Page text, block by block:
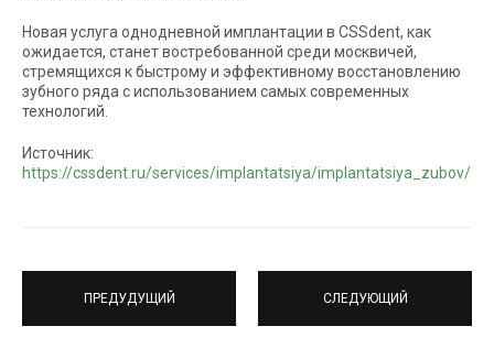
Новая услуга однодневной имплантации в CSSdent, как
ожидается, станет востребованной среди москвичей,
стремящихся к быстрому и эффективному восстановлению
зубного ряда с использованием самых современных
технологий.
Источник:
https://cssdent.ru/services/implantatsiya/implantatsiya_zubov/
ПРЕДУДУЩИЙ СЛЕДУЮЩИЙ